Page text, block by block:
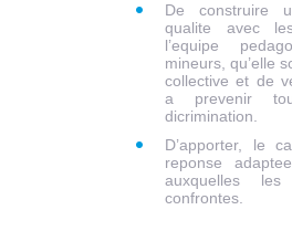
De construire
qualite avec
l’equipe
mineurs, qu’elle
collective et de
a prevenir
dicrimination.
D’apporter, le
reponse
auxquelles
confrontes.